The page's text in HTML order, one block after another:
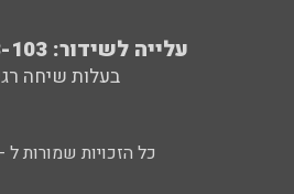
עלייה לשידור: 0552-103-103
בעלות שיחה
כל הזכויות שמורות ל - 103FM